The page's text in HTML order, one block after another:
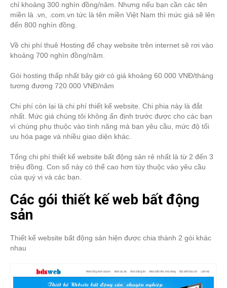
chỉ khoảng 300 nghìn đồng/năm. Nhưng nếu bạn cần các tên
miền là .vn, .com.vn tức là tên miền Việt Nam thì mức giá sẽ lên
đến 800 nghìn đồng.
Về chi phí thuê Hosting để chạy website trên internet sẽ rơi vào
khoảng 700 nghìn đồng/năm.
Gói hosting thấp nhất bây giờ có giá khoảng 60.000 VNĐ/tháng
tương đương 720.000 VNĐ/năm
Chi phí còn lại là chi phí thiết kế website. Chi phia này là đắt
nhất. Mức giá chúng tôi không ấn định trước được cho các bạn
vì chúng phụ thuộc vào tính năng mà bạn yêu cầu, mức độ tối
ưu hóa page và nhiều giao diện khác.
Tổng chi phí thiết kế website bất động sản rẻ nhất là từ 2 đến 3
triệu đồng. Con số này có thể cao hơn tùy thuộc vào yêu cầu
của quý vị và các bạn.
Các gói thiết kế web bất động
sản
Thiết kế website bất động sản hiện được chia thành 2 gói khác
nhau